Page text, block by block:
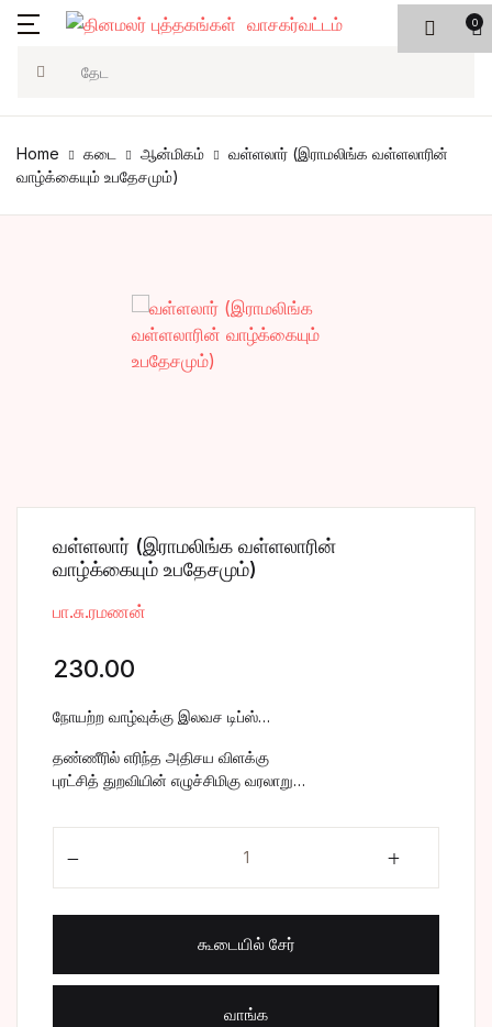
0
Search
Home கடை ஆன்மிகம்
வள்ளலார் (இராமலிங்க வள்ளலாரின்
வாழ்க்கையும் உபதேசமும்)
வள்ளலார் (இராமலிங்க வள்ளலாரின்
வாழ்க்கையும் உபதேசமும்)
பா.சு.ரமணன்
230.00
நோயற்ற வாழ்வுக்கு இலவச டிப்ஸ்…
தண்ணீரில் எரிந்த அதிசய விளக்கு
புரட்சித் துறவியின் எழுச்சிமிகு வரலாறு…
கூடையில் சேர்
வாங்க